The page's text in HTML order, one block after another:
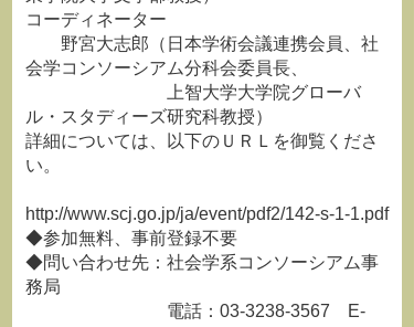
コーディネーター
野宮大志郎（日本学術会議連携会員、社
会学コンソーシアム分科会委員長、
上智大学大学院グローバ
ル・スタディーズ研究科教授）
詳細については、以下のＵＲＬを御覧くださ
い。
http://www.scj.go.jp/ja/event/pdf2/142-s-1-1.pdf
◆参加無料、事前登録不要
◆問い合わせ先：社会学系コンソーシアム事
務局
電話：03-3238-3567 E-